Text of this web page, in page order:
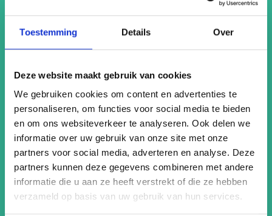
Toestemming Details Over
Deze website maakt gebruik van cookies
We gebruiken cookies om content en advertenties te
personaliseren, om functies voor social media te bieden
en om ons websiteverkeer te analyseren. Ook delen we
informatie over uw gebruik van onze site met onze
partners voor social media, adverteren en analyse. Deze
partners kunnen deze gegevens combineren met andere
informatie die u aan ze heeft verstrekt of die ze hebben
verzameld op basis van uw gebruik van hun services.
Op het Binnenhof bevinden zich de Tweede Kamer en de
een rondleiding door dit belangrijke complex volgen.
Vooral de Eerste Kamer en de Ridderzaal (een
ceremoniële zaal uit de 13e eeuw) zijn van binnen zeer de
moeite waard. Hou je van de interessante mix van oude
en nieuwe architectuur? De omliggende straten van Den
Haag zijn ook zeer de moeite waard om te verkennen, wat
zorgt voor een spannende stadswandeling langs cultureel
en politiek belangrijke bezienswaardigheden.